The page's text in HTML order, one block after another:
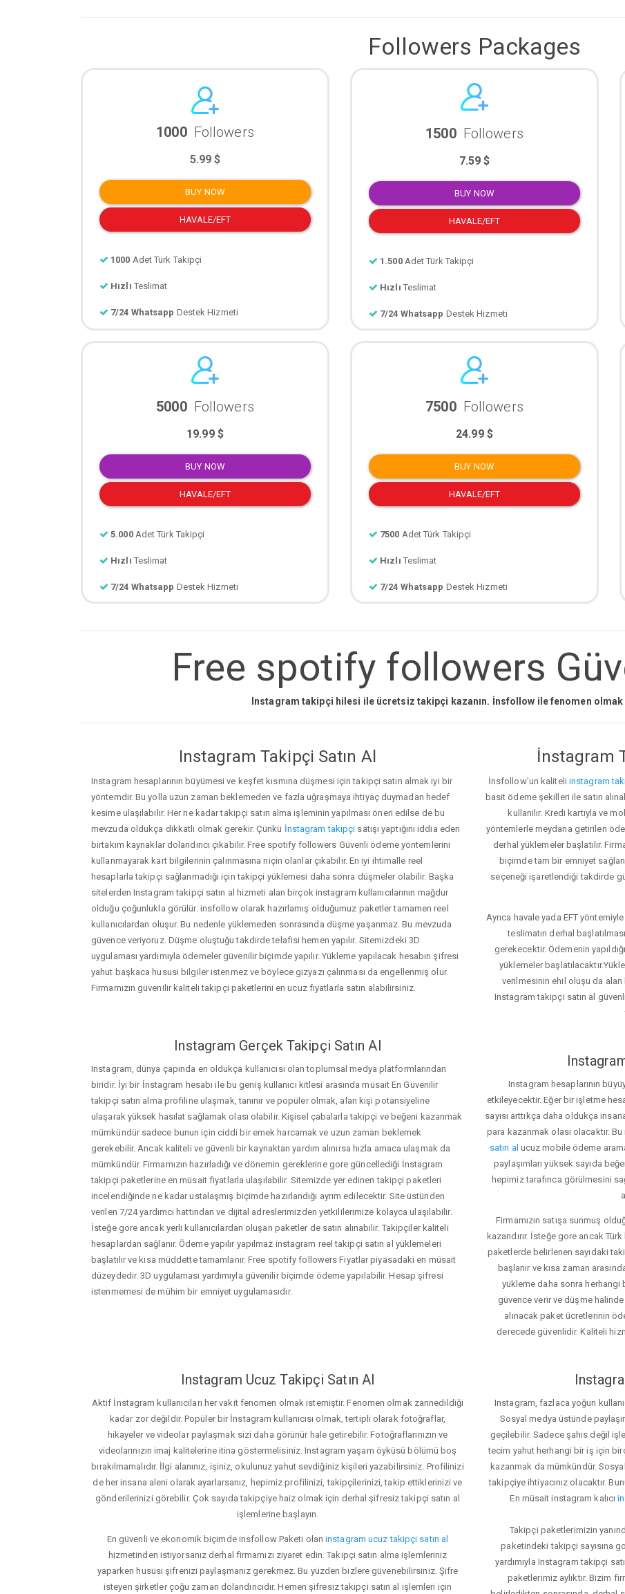
Followers Packages
1000 Followers
5.99 $
BUY NOW
HAVALE/EFT
1000 Adet Türk Takipçi
Hızlı Teslimat
7/24 Whatsapp Destek Hizmeti
1500 Followers
7.59 $
BUY NOW
HAVALE/EFT
1.500 Adet Türk Takipçi
Hızlı Teslimat
7/24 Whatsapp Destek Hizmeti
5000 Followers
19.99 $
BUY NOW
HAVALE/EFT
5.000 Adet Türk Takipçi
Hızlı Teslimat
7/24 Whatsapp Destek Hizmeti
7500 Followers
24.99 $
BUY NOW
HAVALE/EFT
7500 Adet Türk Takipçi
Hızlı Teslimat
7/24 Whatsapp Destek Hizmeti
Free spotify followers
Instagram takipçi hilesi ile ücretsiz takipçi kazanın. İnsfollow ile fenomen olmak
Instagram Takipçi Satın Al
Instagram hesaplarının büyümesi ve keşfet kısmına düşmesi için takipçi satın almak iyi bir
yöntemdir. Bu yolla uzun zaman beklemeden ve fazla uğraşmaya ihtiyaç duymadan hedef
kesime ulaşılabilir. Her ne kadar takipçi satın alma işleminin yapılması öneri edilse de bu
mevzuda oldukça dikkatli olmak gerekir. Çünkü İnstagram takipçi satışı yaptığını iddia eden
birtakım kaynaklar dolandırıcı çıkabilir. Free spotify followers Güvenli ödeme yöntemlerini
kullanmayarak kart bilgilerinin çalınmasına niçin olanlar çıkabilir. En iyi ihtimalle reel
hesaplarla takipçi sağlanmadığı için takipçi yüklemesi daha sonra düşmeler olabilir. Başka
sitelerden Instagram takipçi satın al hizmeti alan birçok instagram kullanıcılarının mağdur
olduğu çoğunlukla görülür. insfollow olarak hazırlamış olduğumuz paketler tamamen reel
kullanıcılardan oluşur. Bu nedenle yüklemeden sonrasında düşme yaşanmaz. Bu mevzuda
güvence veriyoruz. Düşme oluştuğu takdirde telafisi hemen yapılır. Sitemizdeki 3D
uygulaması yardımıyla ödemeler güvenilir biçimde yapılır. Yükleme yapılacak hesabın şifresi
yahut başkaca hususi bilgiler istenmez ve böylece gizyazı çalınması da engellenmiş olur.
Firmamızın güvenilir kaliteli takipçi paketlerini en ucuz fiyatlarla satın alabilirsiniz.
İnstagram
İnsfollow'un kaliteli instagram
basit ödeme şekilleri ile satın
kullanılır. Kredi kartıyla ve
yöntemlerle meydana getirilen
derhal yüklemeler başlatılır.
biçimde tam bir emniyet
seçeneği işaretlendiği takdirde
Ayrıca havale yada EFT
teslimatın derhal
gerekecektir. Ödemenin
yüklemeler
verilmesinin ehil oluşu da
Instagram takipçi satın al
Instagram Gerçek Takipçi Satın Al
Instagram, dünya çapında en oldukça kullanıcısı olan toplumsal medya platformlarından
biridir. İyi bir İnstagram hesabı ile bu geniş kullanıcı kitlesi arasında müsait En Güvenilir
takipçi satın alma profiline ulaşmak, tanınır ve popüler olmak, alan kişi potansiyeline
ulaşarak yüksek hasılat sağlamak olası olabilir. Kişisel çabalarla takipçi ve beğeni kazanmak
mümkündür sadece bunun için ciddi bir emek harcamak ve uzun zaman beklemek
gerekebilir. Ancak kaliteli ve güvenli bir kaynaktan yardım alınırsa hızla amaca ulaşmak da
mümkündür. Firmamızın hazırladığı ve dönemin gereklerine gore güncellediği İnstagram
takipçi paketlerine en müsait fiyatlarla ulaşılabilir. Sitemizde yer edinen takipçi paketleri
incelendiğinde ne kadar ustalaşmış biçimde hazırlandığı ayrım edilecektir. Site üstünden
verilen 7/24 yardımcı hattından ve dijital adreslerimizden yetkililerimize kolayca ulaşılabilir.
İsteğe gore ancak yerli kullanıcılardan oluşan paketler de satın alınabilir. Takipçiler kaliteli
hesaplardan sağlanır. Ödeme yapılır yapılmaz instagram reel takipçi satın al yüklemeleri
başlatılır ve kısa müddette tamamlanır. Free spotify followers Fiyatlar piyasadaki en müsait
düzeydedir. 3D uygulaması yardımıyla güvenilir biçimde ödeme yapılabilir. Hesap şifresi
istenmemesi de mühim bir emniyet uygulamasıdır.
Instagram hesaplarının
etkileyecektir. Eğer bir işletme
sayısı arttıkça daha oldukça
para kazanmak olası olacaktır.
satın al ucuz mobile ödeme
paylaşımları yüksek sayıda
hepimiz tarafınca görülmesini
Firmamızın satışa sunmuş
kazandırır. İsteğe gore ancak
paketlerde belirlenen sayıdaki
başlanır ve kısa zaman
yükleme daha sonra herhangi
güvence verir ve düşme
alınacak paket ücretlerinin
derecede güvenlidir. Kaliteli
Instagram Ucuz Takipçi Satın Al
Aktif İnstagram kullanıcıları her vakit fenomen olmak istemiştir. Fenomen olmak zannedildiği
kadar zor değildir. Popüler bir İnstagram kullanıcısı olmak, tertipli olarak fotoğraflar,
hikayeler ve videolar paylaşmak sizi daha görünür hale getirebilir. Fotoğraflarınızın ve
videolarınızın imaj kalitelerine itina göstermelisiniz. Instagram yaşam öyküsü bölümü boş
bırakılmamalıdır. İlgi alanınız, işiniz, okulunuz yahut sevdiğiniz kişileri yazabilirsiniz. Profilinizi
de her insana aleni olarak ayarlarsanız, hepimiz profilinizi, takipçilerinizi, takip ettiklerinizi ve
gönderilerinizi görebilir. Çok sayıda takipçiye haiz olmak için derhal şifresiz takipçi satın al
işlemlerine başlayın.
En güvenli ve ekonomik biçimde insfollow Paketi olaninstagram ucuz takipçi satın al
hizmetinden istiyorsanız derhal firmamızı ziyaret edin. Takipçi satın alma işlemleriniz
yaparken hususi şifrenizi paylaşmanız gerekmez. Bu yüzden bizlere güvenebilirsiniz. Şifre
isteyen şirketler çoğu zaman dolandırıcıdır. Hemen şifresiz takipçi satın al işlemleri için
Instagram, fazlaca yoğun
Sosyal medya üstünde
geçilebilir. Sadece şahıs değil
tecim yahut herhangi bir iş için
kazanmak da mümkündür.
takipçiye ihtiyacınız olacaktır.
En müsait instagram kalıcı
Takipçi paketlerimizin
paketindeki takipçi sayısına
yardımıyla Instagram takipçi
paketlerimiz aylıktır. Bizim